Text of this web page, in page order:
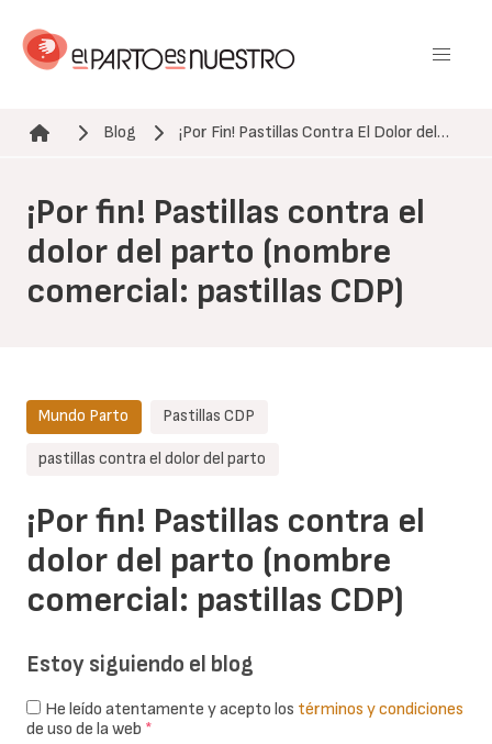
contenido
Ruta de navegación
Blog ¡Por Fin! Pastillas Contra El Dolor del…
¡Por fin! Pastillas contra el
dolor del parto (nombre
comercial: pastillas CDP)
¡Por fin! Pastillas contra el
dolor del parto (nombre
comercial: pastillas CDP)
Mundo Parto Pastillas CDP
pastillas contra el dolor del parto
Estoy siguiendo el blog
He leído atentamente y acepto los términos y condiciones
de uso de la web *